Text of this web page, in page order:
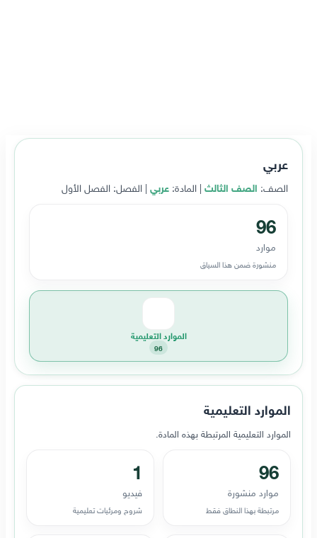
عربي
الصف: الصف الثالث | المادة: عربي | الفصل: الفصل الأول
96
موارد
منشورة ضمن هذا السياق
الموارد التعليمية
96
الموارد التعليمية
الموارد التعليمية المرتبطة بهذه المادة.
96
موارد منشورة
مرتبطة بهذا النطاق فقط
1
فيديو
شروح ومرئيات تعليمية